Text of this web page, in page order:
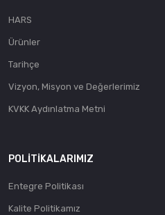
HARS
Ürünler
Tarihçe
Vizyon, Misyon ve Değerlerimiz
KVKK Aydınlatma Metni
POLITIKALARIMIZ
Entegre Politikası
Kalite Politikamız